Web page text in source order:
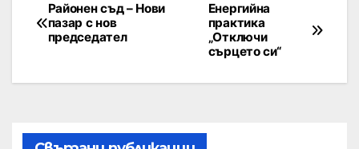
Енергийна
практика
„Отключи
сърцето си“
Районен съд – Нови
пазар с нов
председател